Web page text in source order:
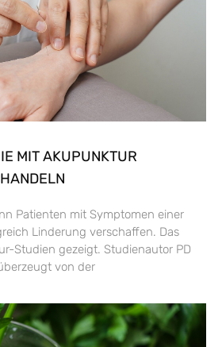
MIT AKUPUNKTUR
Patienten mit Symptomen einer
Linderung verschaffen. Das
Studien gezeigt. Studienautor PD
von der